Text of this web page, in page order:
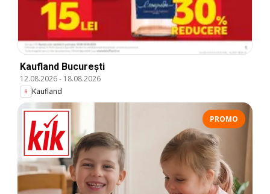
Kaufland București
12.08.2026- 18.08.2026
Kaufland
PROMO